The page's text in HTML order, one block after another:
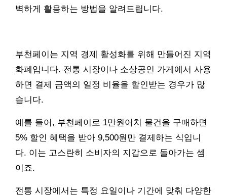
벽하게 활용하는 방법을 알려드립니다.
부천페이는 지역 경제 활성화를 위해 만들어진 지역
화폐입니다. 전통 시장이나 소상공인 가게에서 사용
하면 결제 금액의 일정 비율을 할인받는 경우가 많
습니다.
예를 들어, 부천페이로 1만원어치 물건을 구매하면
5% 할인 혜택을 받아 9,500원만 결제하는 식입니
다. 이는 고스란히 소비자의 지갑으로 돌아가는 셈
이죠.
전통 시장에서는 특정 요일이나 기간에 맞춰 다양한